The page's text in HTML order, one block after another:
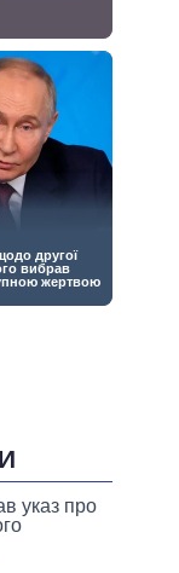
указ про